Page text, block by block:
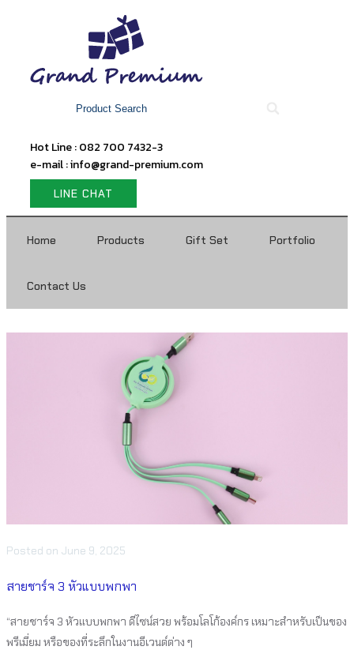
Hot Line : 082 700 7432-3
e-mail : info@grand-premium.com
LINE CHAT
Home Products Gift Set Portfolio
Contact Us
Posted on June 9, 2025
สายชาร์จ 3 หัวแบบพกพา
“สายชาร์จ 3 หัวแบบพกพา ดีไซน์สวย พร้อมโลโก้องค์กร เหมาะสำหรับเป็นของ
พรีเมี่ยม หรือของที่ระลึกในงานอีเวนต์ต่าง ๆ